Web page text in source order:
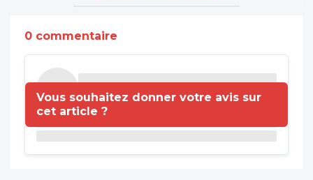
0 commentaire
Vous souhaitez donner votre avis sur
cet article ?